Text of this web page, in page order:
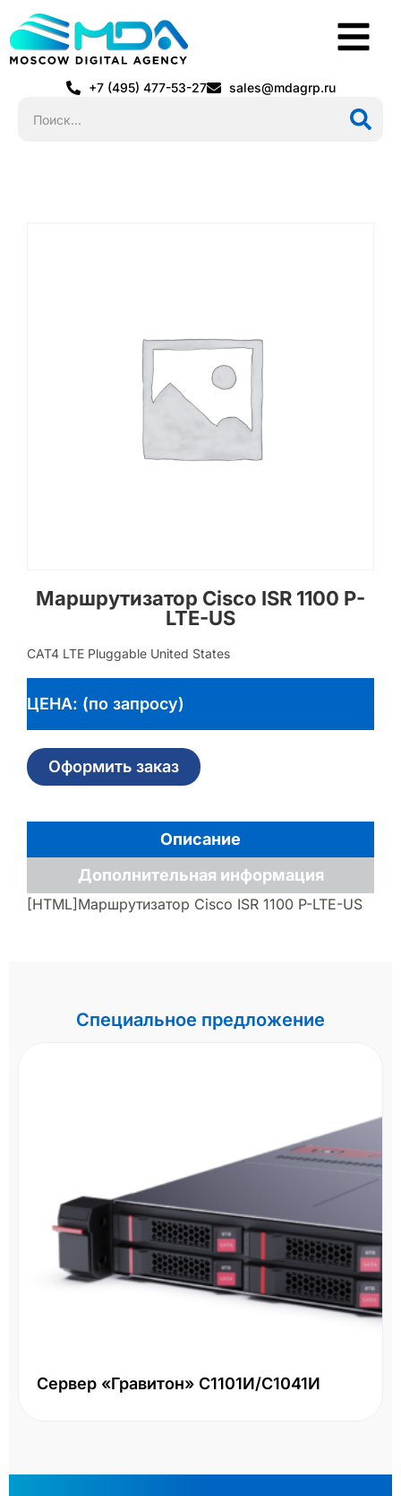
+7 (495) 477-53-27 sales@mdagrp.ru
Маршрутизатор Cisco ISR 1100 P-
LTE-US
CAT4 LTE Pluggable United States
ЦЕНА: (по запросу)
Оформить заказ
Описание
Дополнительная информация
[HTML]Маршрутизатор Cisco ISR 1100 P-LTE-US
Специальное предложение
Сервер «Гравитон» С1101И/С1041И